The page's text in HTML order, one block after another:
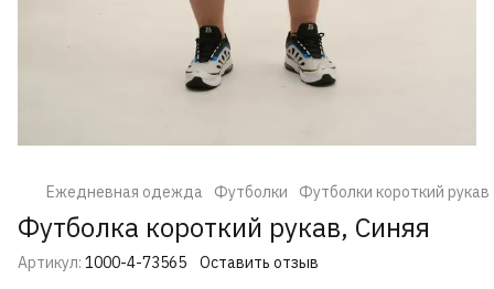
Ежедневная одежда Футболки Футболки короткий рукав
Футболка короткий рукав, Синяя
Артикул: 1000-4-73565 Оставить отзыв